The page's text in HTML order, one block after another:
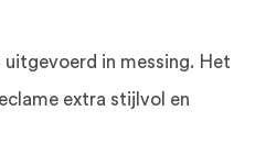
uitgevoerd in messing. Het
extra stijlvol en